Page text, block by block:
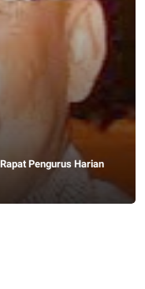
Pengurus Harian